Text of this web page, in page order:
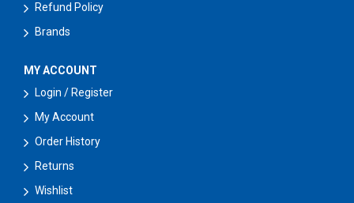
Refund Policy
Brands
MY ACCOUNT
Login / Register
My Account
Order History
Returns
Wishlist